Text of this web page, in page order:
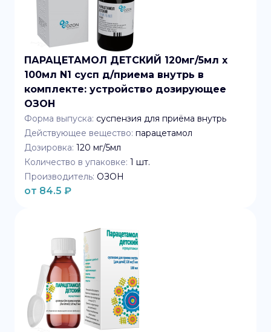
ПАРАЦЕТАМОЛ ДЕТСКИЙ 120мг/5мл x
100мл N1 сусп д/приема внутрь в
комплекте: устройство дозирующее
ОЗОН
Форма выпуска: суспензия для приёма внутрь
Действующее вещество: парацетамол
Дозировка: 120 мг/5мл
Количество в упаковке: 1 шт.
Производитель: ОЗОН
от 84.5 ₽